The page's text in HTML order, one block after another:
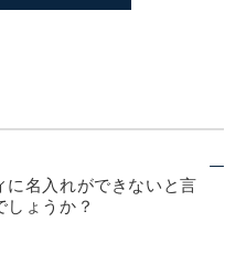
名入れができないと言
ょうか？